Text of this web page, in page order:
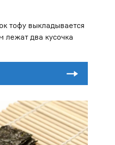
тофу выкладывается
лежат два кусочка